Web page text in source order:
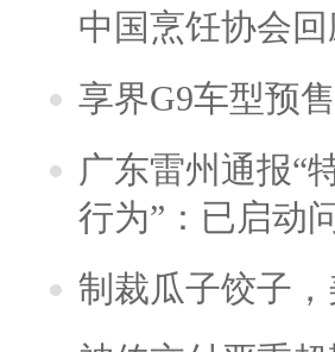
中国烹饪协会回
享界G9车型预
广东雷州通报“
行为”：已启动
制裁瓜子饺子